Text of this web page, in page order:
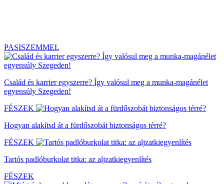
PASISZEMMEL
Család és karrier egyszerre? Így valósul meg a munka-magánélet
egyensúly Szegeden!
FÉSZEK
Hogyan alakítsd át a fürdőszobát biztonságos térré?
FÉSZEK
Tartós padlóburkolat titka: az aljzatkiegyenlítés
FÉSZEK